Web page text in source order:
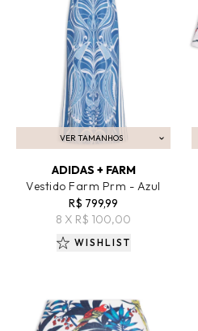
VER TAMANHOS
ADICIONAR AO CARRINHO
ADIDAS + FARM
Vestido Farm Prm - Azul
R$ 799,99
8 X R$ 100,00
WISHLIST